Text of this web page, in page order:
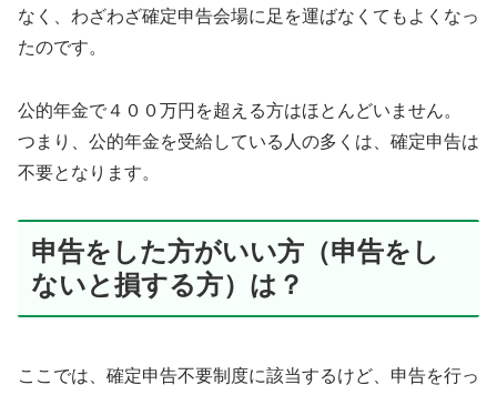
なく、わざわざ確定申告会場に足を運ばなくてもよくなっ
たのです。
公的年金で４００万円を超える方はほとんどいません。
つまり、公的年金を受給している人の多くは、確定申告は
不要となります。
申告をした方がいい方（申告をし
ないと損する方）は？
ここでは、確定申告不要制度に該当するけど、申告を行っ